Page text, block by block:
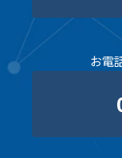
お電